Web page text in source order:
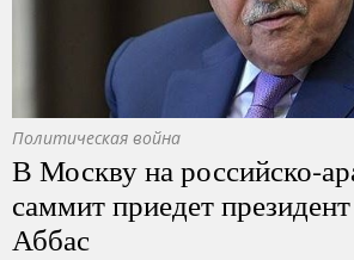
Политическая война
В Москву на российско-
саммит приедет
Аббас